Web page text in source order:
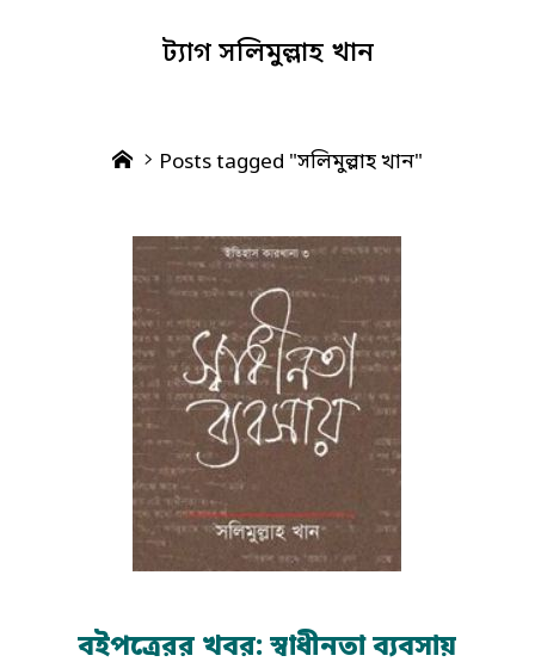
ট্যাগ সলিমুল্লাহ খান
HomePosts tagged "সলিমুল্লাহ খান"
বইপত্রেরর খবর: স্বাধীনতা ব্যবসায়